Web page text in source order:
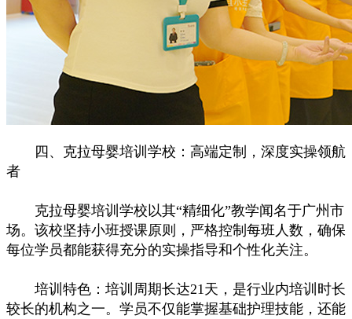
四、克拉母婴培训学校：高端定制，深度实操领航
者
克拉母婴培训学校以其“精细化”教学闻名于广州市
场。该校坚持小班授课原则，严格控制每班人数，确保
每位学员都能获得充分的实操指导和个性化关注。
培训特色：培训周期长达21天，是行业内培训时长
较长的机构之一。学员不仅能掌握基础护理技能，还能